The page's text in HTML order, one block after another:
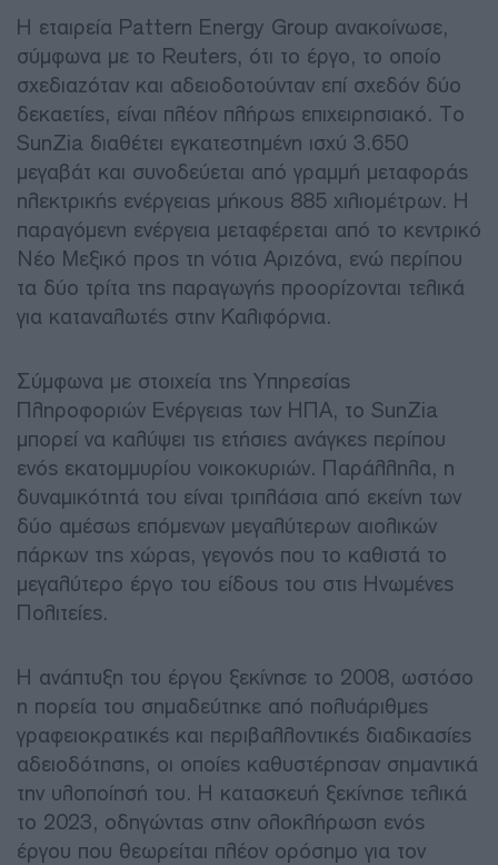
Η εταιρεία Pattern Energy Group ανακοίνωσε,
σύμφωνα με το Reuters, ότι το έργο, το οποίο
σχεδιαζόταν και αδειοδοτούνταν επί σχεδόν δύο
δεκαετίες, είναι πλέον πλήρως επιχειρησιακό. Το
SunZia διαθέτει εγκατεστημένη ισχύ 3.650
μεγαβάτ και συνοδεύεται από γραμμή μεταφοράς
ηλεκτρικής ενέργειας μήκους 885 χιλιομέτρων. Η
παραγόμενη ενέργεια μεταφέρεται από το κεντρικό
Νέο Μεξικό προς τη νότια Αριζόνα, ενώ περίπου
τα δύο τρίτα της παραγωγής προορίζονται τελικά
για καταναλωτές στην Καλιφόρνια.
Σύμφωνα με στοιχεία της Υπηρεσίας
Πληροφοριών Ενέργειας των ΗΠΑ, το SunZia
μπορεί να καλύψει τις ετήσιες ανάγκες περίπου
ενός εκατομμυρίου νοικοκυριών. Παράλληλα, η
δυναμικότητά του είναι τριπλάσια από εκείνη των
δύο αμέσως επόμενων μεγαλύτερων αιολικών
πάρκων της χώρας, γεγονός που το καθιστά το
μεγαλύτερο έργο του είδους του στις Ηνωμένες
Πολιτείες.
Η ανάπτυξη του έργου ξεκίνησε το 2008, ωστόσο
η πορεία του σημαδεύτηκε από πολυάριθμες
γραφειοκρατικές και περιβαλλοντικές διαδικασίες
αδειοδότησης, οι οποίες καθυστέρησαν σημαντικά
την υλοποίησή του. Η κατασκευή ξεκίνησε τελικά
το 2023, οδηγώντας στην ολοκλήρωση ενός
έργου που θεωρείται πλέον ορόσημο για τον